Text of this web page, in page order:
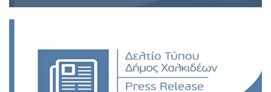
ΑΣΦΑΛΕΙΕΣ 2026-2027 09-07-2026_signed
ΠΑΡΑΡΤΗΜΑ Α’ ΜΕΛΕΤΗ ΑΣΦΑΛΕΙΕΣ ΕΠΕΞΕΡΓΑΣΙΜΗ
2026-2027 09-07-2026 ΠΑΡΑΡΤΗΜΑ Β ΕΕΕΣ PDF_signed
ΠΕΡΙΛΗΨΗ ΔΙΑΚΗΡΥΞΗΣ ΑΣΦΑΛΕΙΕΣ_signed